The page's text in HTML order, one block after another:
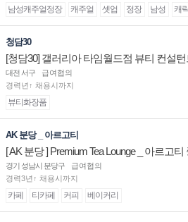
남성캐주얼정장 캐주얼 셋업 정장 남성 캐
청담30
[청담30] 갤러리아 타임월드점 뷰티 컨설
채용
대전 서구
급여협의
경력년↑ 채용시까지
뷰티화장품
AK 분당 _ 아르고티
[ AK 분당 ] Premium Tea Lounge _ 아르고티
경기 성남시 분당구
급여협의
경력3년↑ 채용시까지
카페 티카페 커피 베이커리